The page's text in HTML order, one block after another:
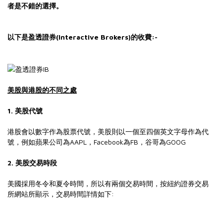
者是不錯的選擇。
以下是盈透證券(Interactive Brokers)的收費:-
美股與港股的不同之處
1. 美股代號
港股會以數字作為股票代號，美股則以一個至四個英文字母作為代
號，例如蘋果公司為AAPL，Facebook為FB，谷哥為GOOG
2. 美股交易時段
美國採用冬令和夏令時間，所以有兩個交易時間，按紐約證券交易
所網站所顯示，交易時間詳情如下: